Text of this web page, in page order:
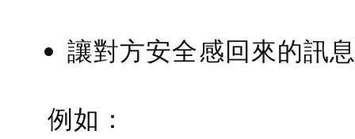
讓對方安全感回來的訊
例如：